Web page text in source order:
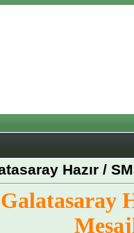
Hazır /
Galatasaray